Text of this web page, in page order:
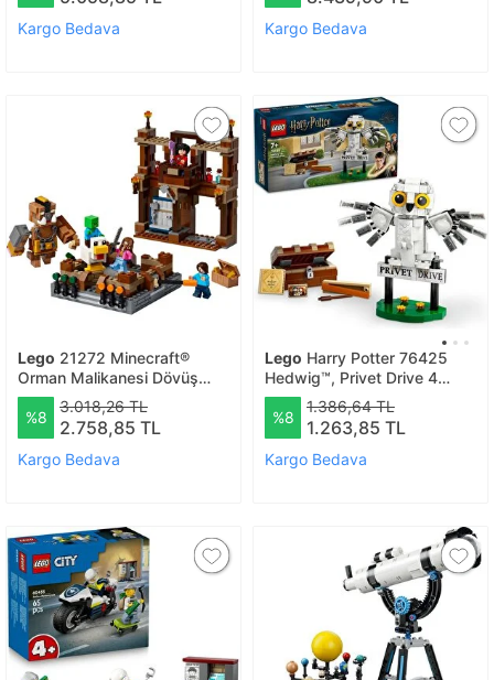
Kargo Bedava
4wd Offroad Truck (yeşil)
Kargo Bedava
Lego 21272 Minecraft®
Orman Malikanesi Dövüş
Ringi
%8
3.018,26 TL
2.758,85 TL
Kargo Bedava
Lego Harry Potter 76425
Hedwig™, Privet Drive 4
Numara’da (336 Parça)
%8
1.386,64 TL
1.263,85 TL
Kargo Bedava